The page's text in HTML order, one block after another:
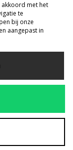
akkoord met het
te
bij onze
aangepast in